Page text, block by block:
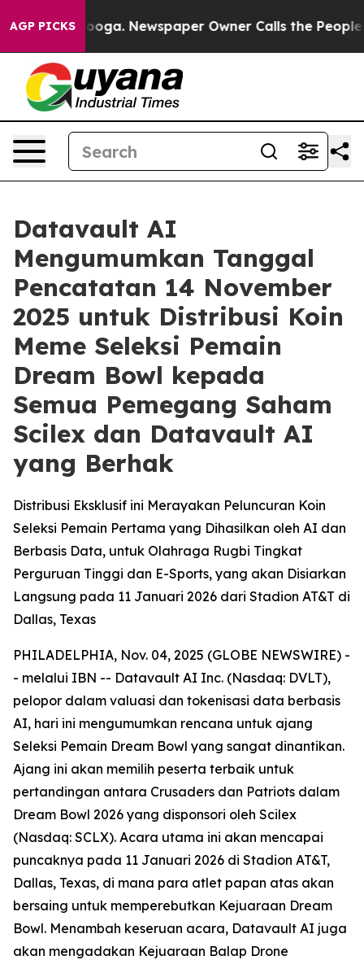
AGP PICKSNewspaper Owner Calls the People
Datavault AI
Mengumumkan Tanggal
Pencatatan 14 November
2025 untuk Distribusi Koin
Meme Seleksi Pemain
Dream Bowl kepada
Semua Pemegang Saham
Scilex dan Datavault AI
yang Berhak
Distribusi Eksklusif ini Merayakan Peluncuran Koin
Seleksi Pemain Pertama yang Dihasilkan oleh AI dan
Berbasis Data, untuk Olahraga Rugbi Tingkat
Perguruan Tinggi dan E-Sports, yang akan Disiarkan
Langsung pada 11 Januari 2026 dari Stadion AT&T di
Dallas, Texas
PHILADELPHIA, Nov. 04, 2025 (GLOBE NEWSWIRE) -
- melalui IBN -- Datavault AI Inc. (Nasdaq: DVLT),
pelopor dalam valuasi dan tokenisasi data berbasis
AI, hari ini mengumumkan rencana untuk ajang
Seleksi Pemain Dream Bowl yang sangat dinantikan.
Ajang ini akan memilih peserta terbaik untuk
pertandingan antara Crusaders dan Patriots dalam
Dream Bowl 2026 yang disponsori oleh Scilex
(Nasdaq: SCLX). Acara utama ini akan mencapai
puncaknya pada 11 Januari 2026 di Stadion AT&T,
Dallas, Texas, di mana para atlet papan atas akan
bersaing untuk memperebutkan Kejuaraan Dream
Bowl. Menambah keseruan acara, Datavault AI juga
akan mengadakan Kejuaraan Balap Drone